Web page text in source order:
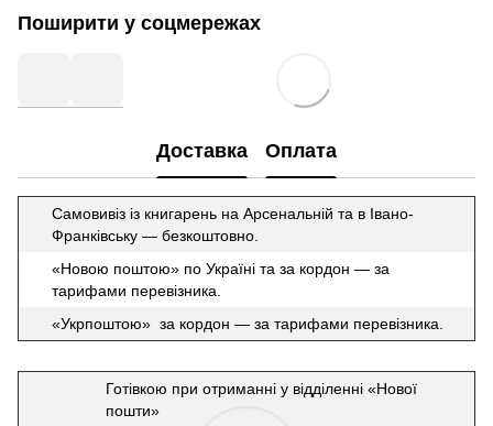
Поширити у соцмережах
Доставка Оплата
Самовивіз із книгарень на Арсенальній та в Івано-
Франківську — безкоштовно.
«Новою поштою» по Україні та за кордон — за
тарифами перевізника.
«Укрпоштою» за кордон — за тарифами перевізника.
Готівкою при отриманні у відділенні «Нової
пошти»